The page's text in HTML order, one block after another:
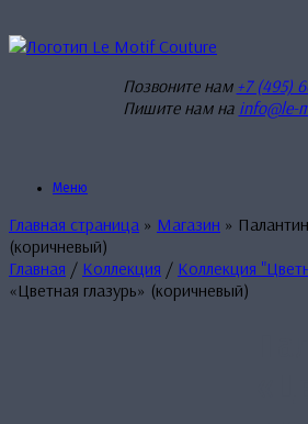
к
Позвоните нам +7 (495)
Пишите нам на info@le-
Меню
Главная страница » Магазин »
(коричневый)
Главная / Коллекция / Коллекция
«Цветная глазурь» (коричневый)